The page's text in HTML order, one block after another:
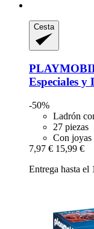
Cesta
Especiales y
-50%
Ladrón
27 piezas
Con joyas
7,97 € 15,99 €
Entrega hasta el